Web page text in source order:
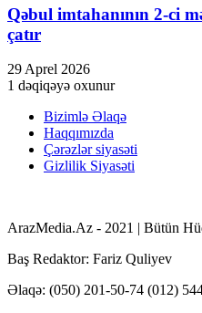
Qəbul imtahanının 2-ci
çatır
29 Aprel 2026
1 dəqiqəyə oxunur
Bizimlə Əlaqə
Haqqımızda
Çərəzlər siyasəti
Gizlilik Siyasəti
ArazMedia.Az - 2021 | Bütün
Baş Redaktor: Fariz Quliyev
Əlaqə: (050) 201-50-74 (012)